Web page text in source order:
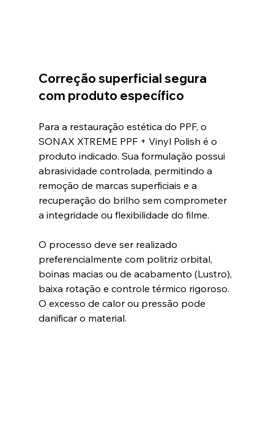
Correção superficial segura
com produto específico
Para a restauração estética do PPF, o
SONAX XTREME PPF + Vinyl Polish é o
produto indicado. Sua formulação possui
abrasividade controlada, permitindo a
remoção de marcas superficiais e a
recuperação do brilho sem comprometer
a integridade ou flexibilidade do filme.
O processo deve ser realizado
preferencialmente com politriz orbital,
boinas macias ou de acabamento (Lustro),
baixa rotação e controle térmico rigoroso.
O excesso de calor ou pressão pode
danificar o material.